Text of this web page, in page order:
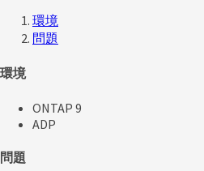
環境
問題
環境
ONTAP 9
ADP
問題